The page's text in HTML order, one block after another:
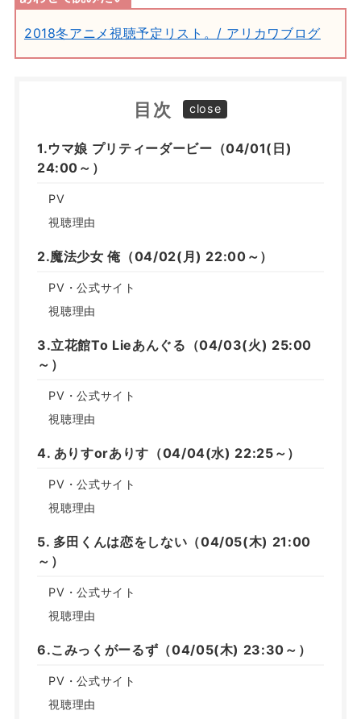
2018冬アニメ視聴予定リスト。/ アリカワブログ
目次
1.ウマ娘 プリティーダービー（04/01(日)
24:00～）
PV
視聴理由
2.魔法少女 俺（04/02(月) 22:00～）
PV・公式サイト
視聴理由
3.立花館To Lieあんぐる（04/03(火) 25:00
～）
PV・公式サイト
視聴理由
4. ありすorありす（04/04(水) 22:25～）
PV・公式サイト
視聴理由
5. 多田くんは恋をしない（04/05(木) 21:00
～）
PV・公式サイト
視聴理由
6.こみっくがーるず（04/05(木) 23:30～）
PV・公式サイト
視聴理由